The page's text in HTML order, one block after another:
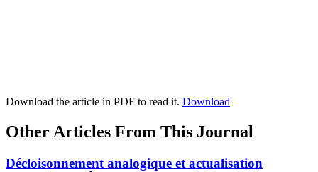
Download the article in PDF to read it. Download
Other Articles From This Journal
Décloisonnement analogique et actualisation